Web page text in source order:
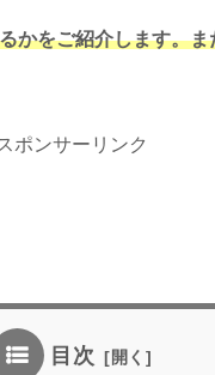
かをご紹介します。
ポンサーリンク
目次